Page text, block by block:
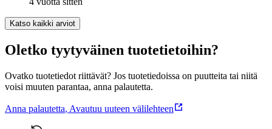
Katso kaikki arviot
Oletko tyytyväinen tuotetietoihin?
Ovatko tuotetiedot riittävät? Jos tuotetiedoissa on puutteita tai niitä
voisi muuten parantaa, anna palautetta.
Anna palautetta, Avautuu uuteen välilehteen